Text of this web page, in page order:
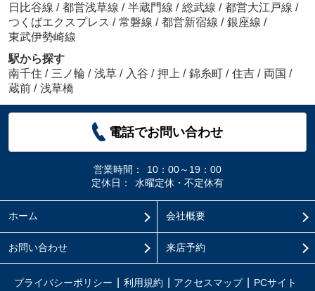
日比谷線 / 都営浅草線 / 半蔵門線 / 総武線 / 都営大江戸線 /
つくばエクスプレス / 常磐線 / 都営新宿線 / 銀座線 /
東武伊勢崎線
駅から探す
南千住 / 三ノ輪 / 浅草 / 入谷 / 押上 / 錦糸町 / 住吉 / 両国 /
蔵前 / 浅草橋
電話でお問い合わせ
営業時間：
10：00～19：00
定休日：
水曜定休・不定休有
ホーム 会社概要
お問い合わせ 来店予約
プライバシーポリシー 利用規約 アクセスマップ
PCサイト